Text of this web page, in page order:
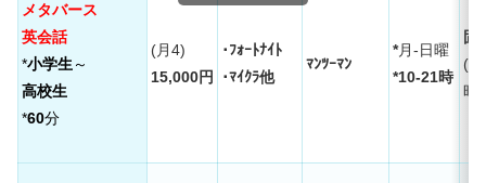
メタバース
英会話
*小学生～
高校生
*60分
(月4)
15,000円
･ﾌｫｰﾄﾅｲﾄ
･ﾏｲｸﾗ他
ﾏﾝﾂｰﾏﾝ
*月-日曜
*10-21時
固
(
時